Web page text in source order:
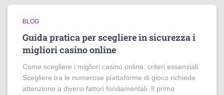
BLOG
Guida pratica per scegliere in sicurezza i
migliori casino online
Come scegliere i migliori casino online: criteri essenziali
Scegliere tra le numerose piattaforme di gioco richiede
attenzione a diversi fattori fondamentali. Il primo